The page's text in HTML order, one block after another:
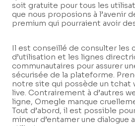
soit gratuite pour tous les
que nous proposions à l’avenir
premium qui pourraient avoir
Il est conseillé de consulter les
d’utilisation et les lignes
communautaires pour assurer
sécurisée de la plateforme.
notre site qui possède un tchat
live. Contrairement à d’autres
ligne, Omegle manque
Tout d’abord, il est possible
mineur d’entamer une dialogue